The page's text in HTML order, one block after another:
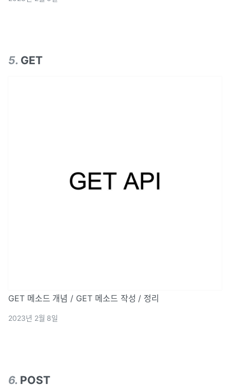
5. GET
GET 메소드 개념 / GET 메소드 작성 / 정리
2023년 2월 8일
6. POST